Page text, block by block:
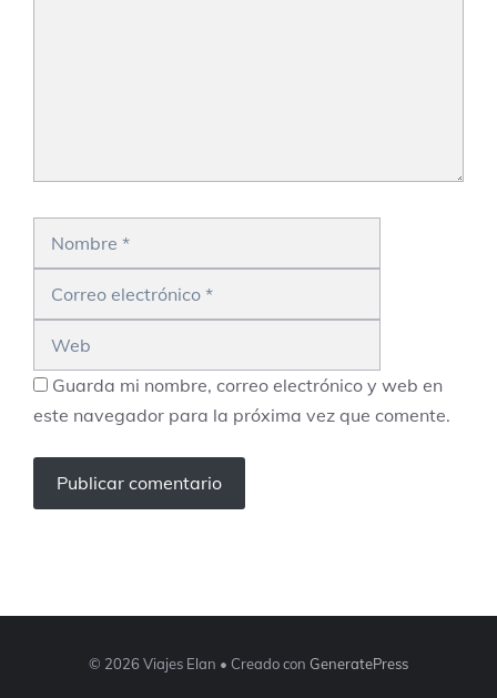
Guarda mi nombre, correo electrónico y web en
este navegador para la próxima vez que comente.
© 2026 Viajes Elan • Creado con GeneratePress